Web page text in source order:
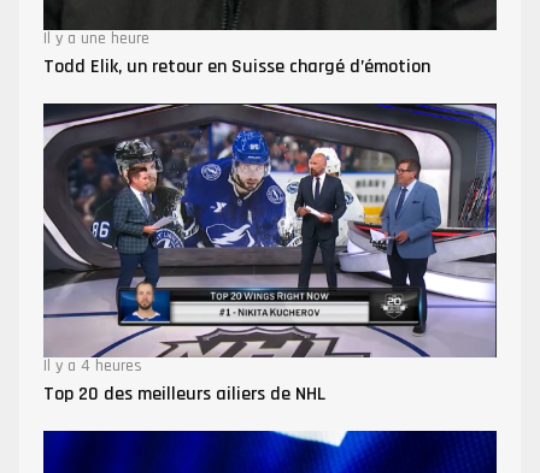
Il y a une heure
Todd Elik, un retour en Suisse chargé d’émotion
Il y a 4 heures
Top 20 des meilleurs ailiers de NHL